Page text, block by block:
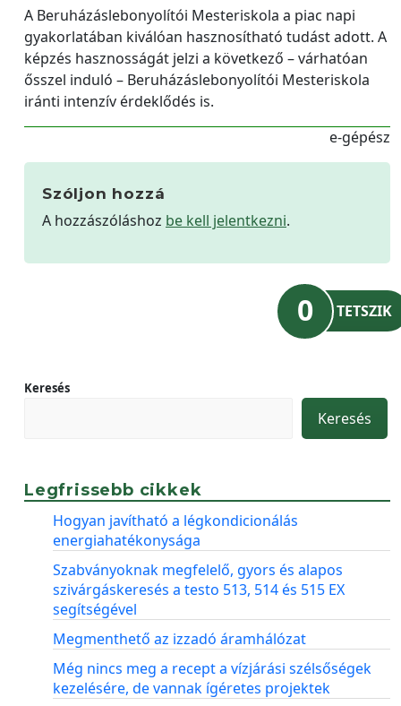
A Beruházáslebonyolítói Mesteriskola a piac napi
gyakorlatában kiválóan hasznosítható tudást adott. A
képzés hasznosságát jelzi a következő – várhatóan
ősszel induló – Beruházáslebonyolítói Mesteriskola
iránti intenzív érdeklődés is.
e-gépész
Szóljon hozzá
A hozzászóláshoz be kell jelentkezni.
0 TETSZIK
Keresés
Keresés
Legfrissebb cikkek
Hogyan javítható a légkondicionálás
energiahatékonysága
Szabványoknak megfelelő, gyors és alapos
szivárgáskeresés a testo 513, 514 és 515 EX
segítségével
Megmenthető az izzadó áramhálózat
Még nincs meg a recept a vízjárási szélsőségek
kezelésére, de vannak ígéretes projektek